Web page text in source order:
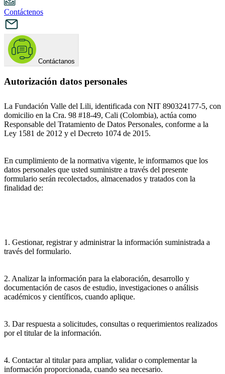
Contáctenos
Contáctanos
Autorización datos personales
La Fundación Valle del Lili, identificada con NIT 890324177-5, con
domicilio en la Cra. 98 #18-49, Cali (Colombia), actúa como
Responsable del Tratamiento de Datos Personales, conforme a la
Ley 1581 de 2012 y el Decreto 1074 de 2015.
En cumplimiento de la normativa vigente, le informamos que los
datos personales que usted suministre a través del presente
formulario serán recolectados, almacenados y tratados con la
finalidad de:
1. Gestionar, registrar y administrar la información suministrada a
través del formulario.
2. Analizar la información para la elaboración, desarrollo y
documentación de casos de estudio, investigaciones o análisis
académicos y científicos, cuando aplique.
3. Dar respuesta a solicitudes, consultas o requerimientos realizados
por el titular de la información.
4. Contactar al titular para ampliar, validar o complementar la
información proporcionada, cuando sea necesario.